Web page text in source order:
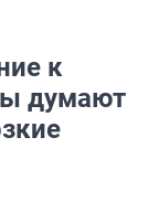
к
думают